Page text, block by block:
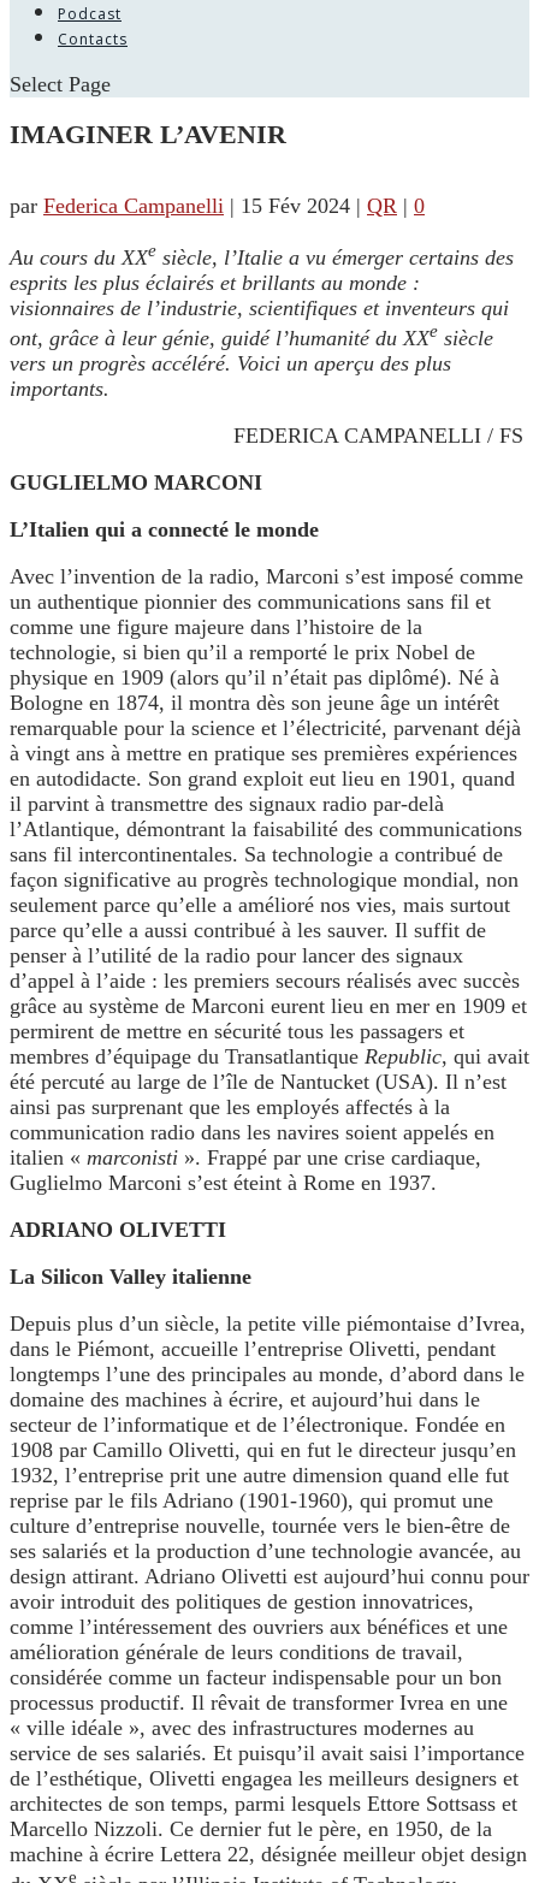
Podcast
Contacts
Select Page
IMAGINER L’AVENIR
par Federica Campanelli | 15 Fév 2024 | QR | 0
Au cours du XXe siècle, l’Italie a vu émerger certains des
esprits les plus éclairés et brillants au monde :
visionnaires de l’industrie, scientifiques et inventeurs qui
ont, grâce à leur génie, guidé l’humanité du XXe siècle
vers un progrès accéléré. Voici un aperçu des plus
importants.
FEDERICA CAMPANELLI / FS
GUGLIELMO MARCONI
L’Italien qui a connecté le monde
Avec l’invention de la radio, Marconi s’est imposé comme
un authentique pionnier des communications sans fil et
comme une figure majeure dans l’histoire de la
technologie, si bien qu’il a remporté le prix Nobel de
physique en 1909 (alors qu’il n’était pas diplômé). Né à
Bologne en 1874, il montra dès son jeune âge un intérêt
remarquable pour la science et l’électricité, parvenant déjà
à vingt ans à mettre en pratique ses premières expériences
en autodidacte. Son grand exploit eut lieu en 1901, quand
il parvint à transmettre des signaux radio par-delà
l’Atlantique, démontrant la faisabilité des communications
sans fil intercontinentales. Sa technologie a contribué de
façon significative au progrès technologique mondial, non
seulement parce qu’elle a amélioré nos vies, mais surtout
parce qu’elle a aussi contribué à les sauver. Il suffit de
penser à l’utilité de la radio pour lancer des signaux
d’appel à l’aide : les premiers secours réalisés avec succès
grâce au système de Marconi eurent lieu en mer en 1909 et
permirent de mettre en sécurité tous les passagers et
membres d’équipage du Transatlantique Republic, qui avait
été percuté au large de l’île de Nantucket (USA). Il n’est
ainsi pas surprenant que les employés affectés à la
communication radio dans les navires soient appelés en
italien « marconisti ». Frappé par une crise cardiaque,
Guglielmo Marconi s’est éteint à Rome en 1937.
ADRIANO OLIVETTI
La Silicon Valley italienne
Depuis plus d’un siècle, la petite ville piémontaise d’Ivrea,
dans le Piémont, accueille l’entreprise Olivetti, pendant
longtemps l’une des principales au monde, d’abord dans le
domaine des machines à écrire, et aujourd’hui dans le
secteur de l’informatique et de l’électronique. Fondée en
1908 par Camillo Olivetti, qui en fut le directeur jusqu’en
1932, l’entreprise prit une autre dimension quand elle fut
reprise par le fils Adriano (1901-1960), qui promut une
culture d’entreprise nouvelle, tournée vers le bien-être de
ses salariés et la production d’une technologie avancée, au
design attirant. Adriano Olivetti est aujourd’hui connu pour
avoir introduit des politiques de gestion innovatrices,
comme l’intéressement des ouvriers aux bénéfices et une
amélioration générale de leurs conditions de travail,
considérée comme un facteur indispensable pour un bon
processus productif. Il rêvait de transformer Ivrea en une
« ville idéale », avec des infrastructures modernes au
service de ses salariés. Et puisqu’il avait saisi l’importance
de l’esthétique, Olivetti engagea les meilleurs designers et
architectes de son temps, parmi lesquels Ettore Sottsass et
Marcello Nizzoli. Ce dernier fut le père, en 1950, de la
machine à écrire Lettera 22, désignée meilleur objet design
e